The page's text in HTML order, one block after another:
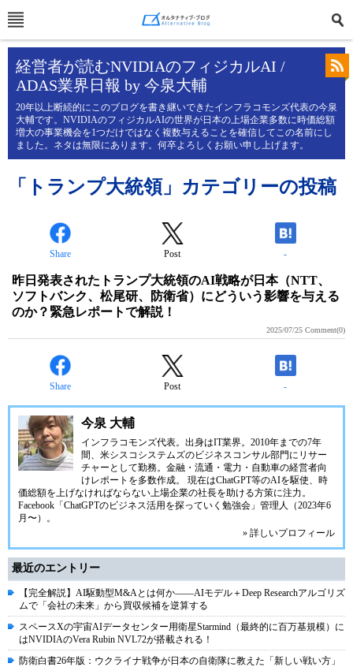
経営者が読むNVIDIAのフィジカルAI /
ADAS業界日報 by 今泉大輔
20年以上断続的にこのブログを書き継いできたインフラコモンズ代表の今泉
大輔です。NVIDIAのフィジカルAIの世界が日本の上場企業多数に時価総額
増大の事業機会を1つだけではなく複数与えることを確信してこの名前にし
ました。ネタは無限にあります。何卒よろしくお願い申し上げます。
「トランプ大統領」カテゴリーの投稿
Share Post -
昨日発表されたトランプ大統領のAI戦略が日本（NTT、
ソフトバンク、松尾研、防衛省）にどういう影響を与える
のか？緊急レポートで解説！
2025/07/25 Comment(0)
Share Post -
今泉 大輔
インフラコモンズ代表。出身はIT業界。2010年までの7年
間、米シスコシステムズのビジネスコンサル部門にリサー
チャーとして勤務。金融・流通・電力・自動車の経営者向
けレポートを多数作成。 現在はChatGPT等のAIを駆使、時
価総額を上げなければならない上場企業の社長を助ける方策に注力。
Facebook「ChatGPTのビジネス活用を探っていく勉強会」管理人（2023年6
月〜）。
» 詳しいプロフィール
最近のエントリー
【完全解説】AI駆動型M&Aとは何か――AIモデル＋Deep Researchアルゴリズ
ムで「会社の未来」から買収候補を逆算する
スペースXの宇宙AIデータセンター用衛星Starmind（最終的に百万基規模）に
はNVIDIAのVera Rubin NVL72が搭載される！
防衛白書26年版：ウクライナ戦争が日本の自衛隊に教えた「新しい戦い方」